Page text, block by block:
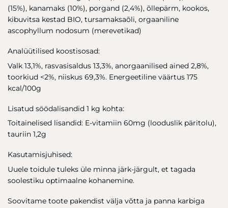
(15%), kanamaks (10%), porgand (2,4%), õllepärm, kookos,
kibuvitsa kestad BIO, tursamaksaõli, orgaaniline
ascophyllum nodosum (merevetikad)
Analüütilised koostisosad:
Valk 13,1%, rasvasisaldus 13,3%, anorgaanilised ained 2,8%,
toorkiud <2%, niiskus 69,3%. Energeetiline väärtus 175
kcal/100g
Lisatud söödalisandid 1 kg kohta:
Toitainelised lisandid: E-vitamiin 60mg (looduslik päritolu),
tauriin 1,2g
Kasutamisjuhised:
Uuele toidule tuleks üle minna järk-järgult, et tagada
soolestiku optimaalne kohanemine.
Soovitame toote pakendist välja võtta ja panna karbiga